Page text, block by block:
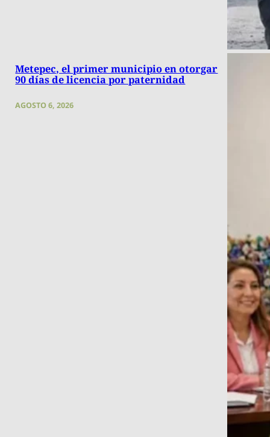
Metepec, el primer municipio en otorgar
90 días de licencia por paternidad
AGOSTO 6, 2026